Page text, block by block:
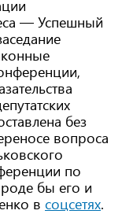
— Успешный
​​без
вопроса
по
бы его и
в соцсетях.